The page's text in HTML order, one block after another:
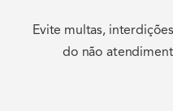
Evite multas,
do não